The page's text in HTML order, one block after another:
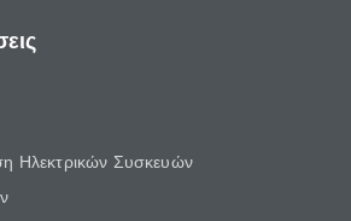
Ηλεκτρικών Συσκευών